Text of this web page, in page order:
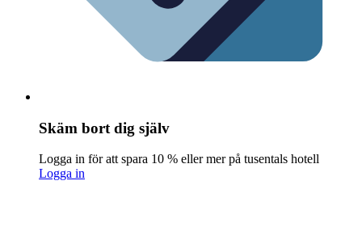
Skäm bort dig själv
Logga in för att spara 10 % eller mer på tusentals hotell
Logga in